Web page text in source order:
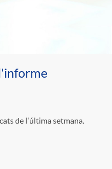
de l'última setmana.